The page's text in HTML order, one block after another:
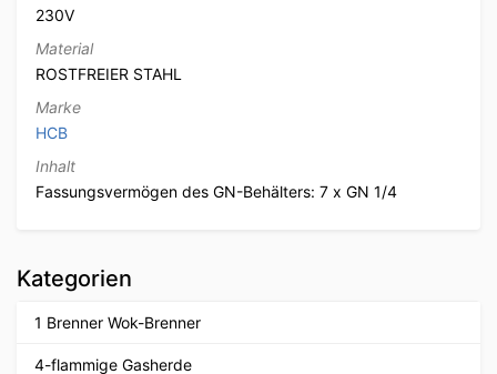
230V
Material
ROSTFREIER STAHL
Marke
HCB
Inhalt
Fassungsvermögen des GN-Behälters: 7 x GN 1/4
Kategorien
1 Brenner Wok-Brenner
4-flammige Gasherde